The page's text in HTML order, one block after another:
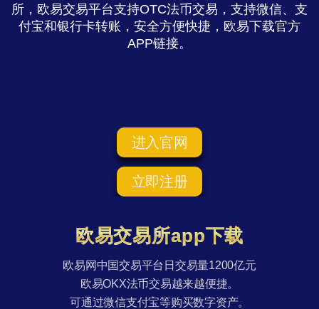
所，欧易交易平台支持OTC法币交易，支持微信、支
付宝和银行卡转账，安全方便快捷，欧易下载官方
APP链接。
进入官网
立即注册
欧易交易所app下载
欧易网中国交易平台日交易量1200亿元
欧易OKX法币交易越来越便捷。
可通过微信支付宝等购买数字资产。